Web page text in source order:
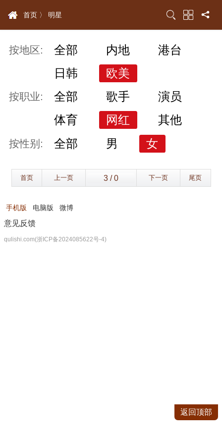
首页 〉 明星
按地区: 全部 内地
港台
日韩
欧美
按职业: 全部 歌手
演员
体育
网红 其他
按性别: 全部 男 女
首页 上一页 下一页 尾页
手机版 电脑版 微博
意见反馈
qulishi.com(浙ICP备2024085622号-4)
返回顶部